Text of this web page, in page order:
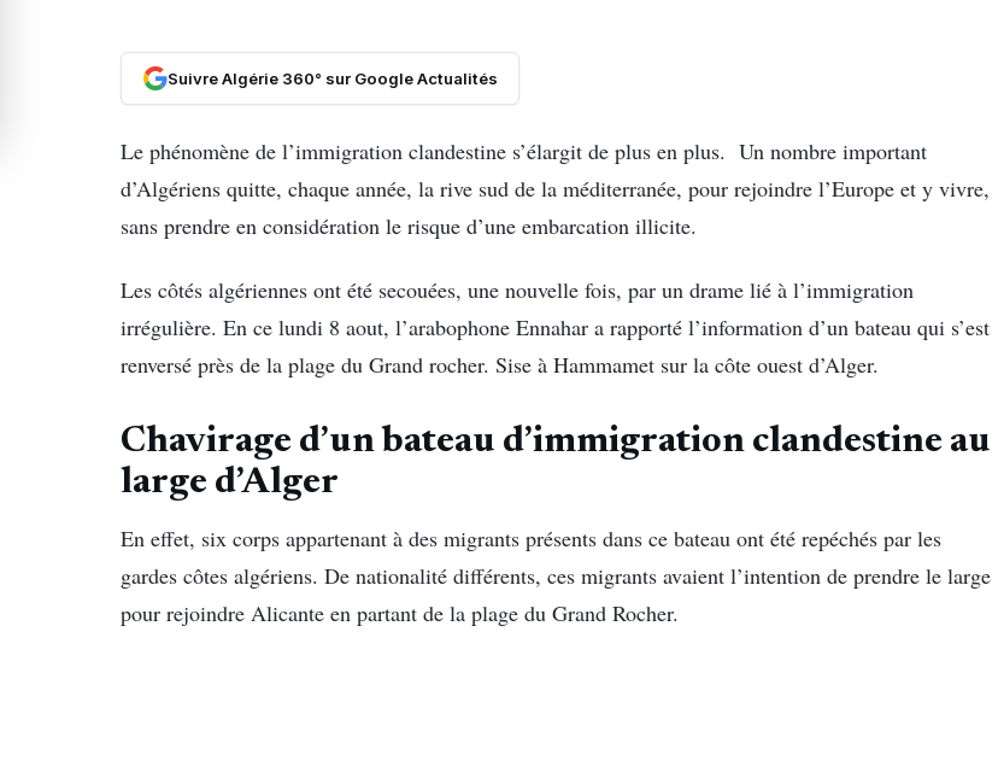
Suivre Algérie 360° sur Google Actualités
Le phénomène de l’immigration clandestine s’élargit de plus en plus. Un nombre important
d’Algériens quitte, chaque année, la rive sud de la méditerranée, pour rejoindre l’Europe et y vivre,
sans prendre en considération le risque d’une embarcation illicite.
Les côtés algériennes ont été secouées, une nouvelle fois, par un drame lié à l’immigration
irrégulière. En ce lundi 8 aout, l’arabophone Ennahar a rapporté l’information d’un bateau qui s’est
renversé près de la plage du Grand rocher. Sise à Hammamet sur la côte ouest d’Alger.
Chavirage d’un bateau d’immigration clandestine au
large d’Alger
En effet, six corps appartenant à des migrants présents dans ce bateau ont été repéchés par les
gardes côtes algériens. De nationalité différents, ces migrants avaient l’intention de prendre le large
pour rejoindre Alicante en partant de la plage du Grand Rocher.